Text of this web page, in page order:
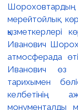
мерейтойлық
қызметкерлері
Иванович
атмосферада
Иванович өз
тарихымен
келбетінің
монументалды